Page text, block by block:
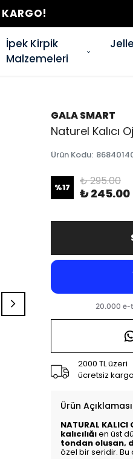
KARGO!
İpek Kirpik
Malzemeleri
GALA SMART
Naturel Kalıcı
Ürün Kodu:
%17 ₺ 295.00
₺ 245.00
2000 TL üzeri
ücretsiz kargo
Ürün Açıklaması
NATURAL KALICI
kalıcılığıen üst
tondan oluşan,
özel bir seridir.